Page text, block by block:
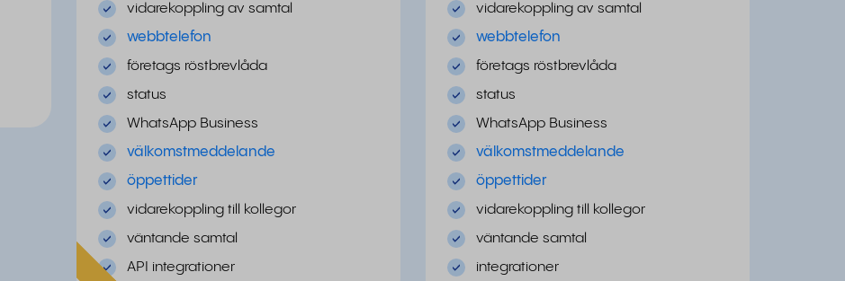
vidarekoppling av samtal
webbtelefon
företags röstbrevlåda
status
WhatsApp Business
välkomstmeddelande
öppettider
vidarekoppling till kollegor
väntande samtal
API integrationer
vidarekoppling av samtal
webbtelefon
företags röstbrevlåda
status
WhatsApp Business
välkomstmeddelande
öppettider
vidarekoppling till kollegor
väntande samtal
integrationer